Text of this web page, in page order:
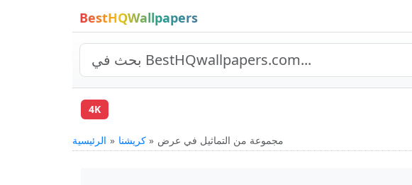
BestHQWallpapers
4K
الرئيسية كريشنا مجموعة من التماثيل في عرض